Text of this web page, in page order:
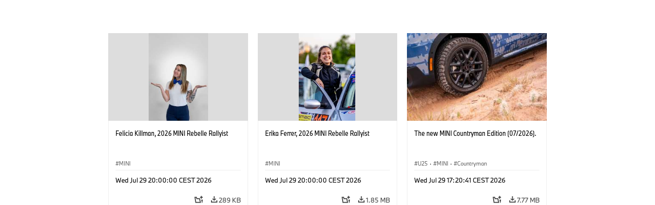
Felicia Killman, 2026 MINI Rebelle Rallyist
MINI
Wed Jul 29 20:00:00 CEST 2026
289 KB
Erika Ferrer, 2026 MINI Rebelle Rallyist
MINI
Wed Jul 29 20:00:00 CEST 2026
1.85 MB
The new MINI Countryman Edition (07/2026).
U25 · MINI · Countryman
Wed Jul 29 17:20:41 CEST 2026
7.77 MB